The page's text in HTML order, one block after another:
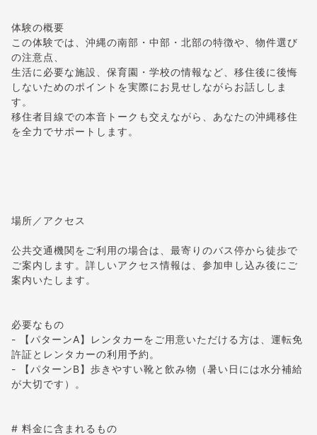
体験の概要
この体験では、沖縄の南部・中部・北部の特徴や、物件選び
の注意点、
生活に必要な施設、保育園・学校の情報など、移住後に後悔
しないためのポイントを実際にお見せしながらお話ししま
す。
移住者目線での本音トークも交えながら、あなたの沖縄移住
を全力でサポートします。
場所／アクセス
公共交通機関をご利用の場合は、最寄りのバス停から徒歩で
ご案内します。詳しいアクセス情報は、参加申し込み後にご
案内いたします。
必要なもの
- 【パターンA】レンタカーをご用意いただける方は、運転免
許証とレンタカーの利用予約。
- 【パターンB】歩きやすい靴と飲み物（暑い日には水分補給
が大切です）。
# 料金に含まれるもの